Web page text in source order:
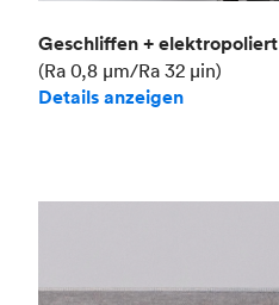
Geschliffen + elektropoliert
(Ra 0,8 μm/Ra 32 μin)
Details anzeigen